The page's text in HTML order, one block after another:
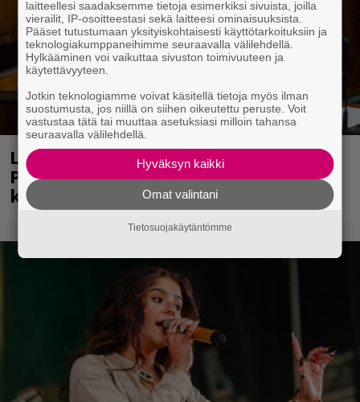
Laittomasta graffitista kiinni jäänyt
Paavo Arhinmäki jälleen spraypullo
kädessä – näitä puolueita ei kiinnosta
laitteellesi saadaksemme tietoja esimerkiksi sivuista, joilla
vierailit, IP-osoitteestasi sekä laitteesi ominaisuuksista.
Pääset tutustumaan yksityiskohtaisesti käyttötarkoituksiin ja
teknologiakumppaneihimme seuraavalla välilehdellä.
Hylkääminen voi vaikuttaa sivuston toimivuuteen ja
käytettävyyteen.
Jotkin teknologiamme voivat käsitellä tietoja myös ilman
suostumusta, jos niillä on siihen oikeutettu peruste. Voit
vastustaa tätä tai muuttaa asetuksiasi milloin tahansa
seuraavalla välilehdellä.
Hyväksyn kaikki
Omat valintani
Tietosuojakäytäntömme